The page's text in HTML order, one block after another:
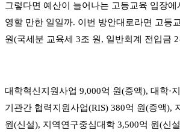
그렇다면 예산이 늘어나는 고등교육 입장
영할 만한 일일까. 이번 방안대로라면 고등
원(국세분 교육세 3조 원 , 일반회계 전입금 2
대학혁신지원사업 9,000억 원(증액), 대학·
기관간 협력지원사업(RIS) 380억 원(증액),
원(신설), 지역연구중심대학 3,500억 원(신설